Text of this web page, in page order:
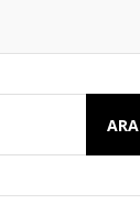
ARA